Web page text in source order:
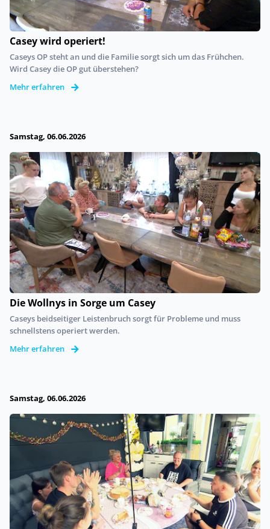
Casey wird operiert!
Caseys OP steht an und die Familie sorgt sich um das Frühchen.
Wird Casey die OP gut überstehen?
Mehr erfahren
Samstag, 06.06.2026
Die Wollnys in Sorge um Casey
Caseys beidseitiger Leistenbruch sorgt für Probleme und muss
schnellstens operiert werden.
Mehr erfahren
Samstag, 06.06.2026